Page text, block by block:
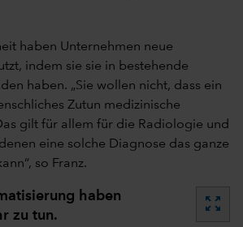
haben Unternehmen neue
indem sie sie in bestehende
haben. „Sie wollen nicht, dass ein
Zutun medizinische
gilt für allem für die Radiologie und
eine solche Diagnose das ganze
so Franz.
haben
zu tun.
zoom_out_map